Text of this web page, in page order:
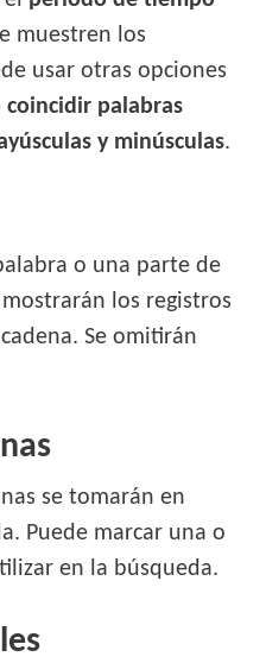
muestren los
usar otras opciones
coincidir palabras
y minúsculas.
o una parte de
los registros
Se omitirán
se tomarán en
Puede marcar una o
en la búsqueda.